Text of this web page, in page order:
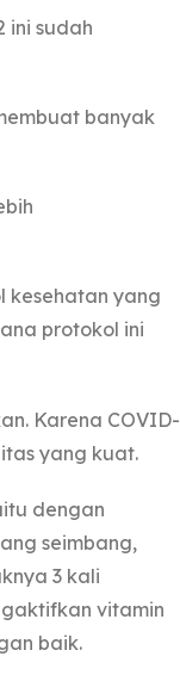
ini sudah
banyak
kesehatan yang
protokol ini
Karena COVID-
yang kuat.
dengan
seimbang,
3 kali
vitamin
baik.